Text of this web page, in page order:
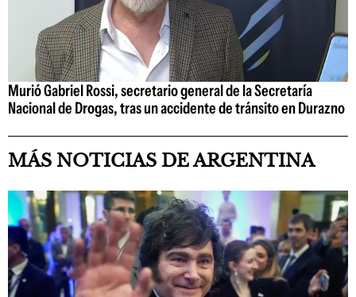
Murió Gabriel Rossi, secretario general de la Secretaría
Nacional de Drogas, tras un accidente de tránsito en Durazno
MÁS NOTICIAS DE ARGENTINA